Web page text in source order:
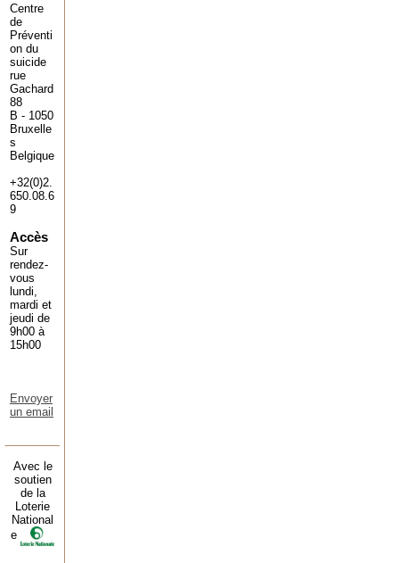
Centre
de
Préventi
on du
suicide
rue
Gachard
88
B - 1050
Bruxelle
s
Belgique
+32(0)2.
650.08.6
9
Accès
Sur
rendez-
vous
lundi,
mardi et
jeudi de
9h00 à
15h00
Envoyer
un email
Avec le
soutien
de la
Loterie
National
e